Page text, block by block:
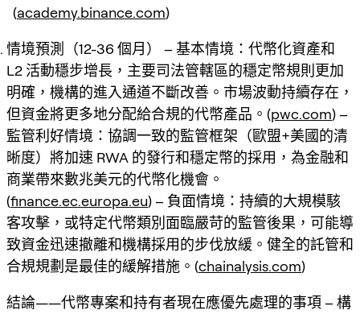
(academy.binance.com)
情境預測（12-36 個月） – 基本情境：代幣化資產和
L2 活動穩步增長，主要司法管轄區的穩定幣規則更加
明確，機構的進入通道不斷改善。市場波動持續存在，
但資金將更多地分配給合規的代幣產品。(pwc.com) –
監管利好情境：協調一致的監管框架（歐盟+美國的清
晰度）將加速 RWA 的發行和穩定幣的採用，為金融和
商業帶來數兆美元的代幣化機會。
(finance.ec.europa.eu) – 負面情境：持續的大規模駭
客攻擊，或特定代幣類別面臨嚴苛的監管後果，可能導
致資金迅速撤離和機構採用的步伐放緩。健全的託管和
合規規劃是最佳的緩解措施。(chainalysis.com)
結論——代幣專案和持有者現在應優先處理的事項 – 構